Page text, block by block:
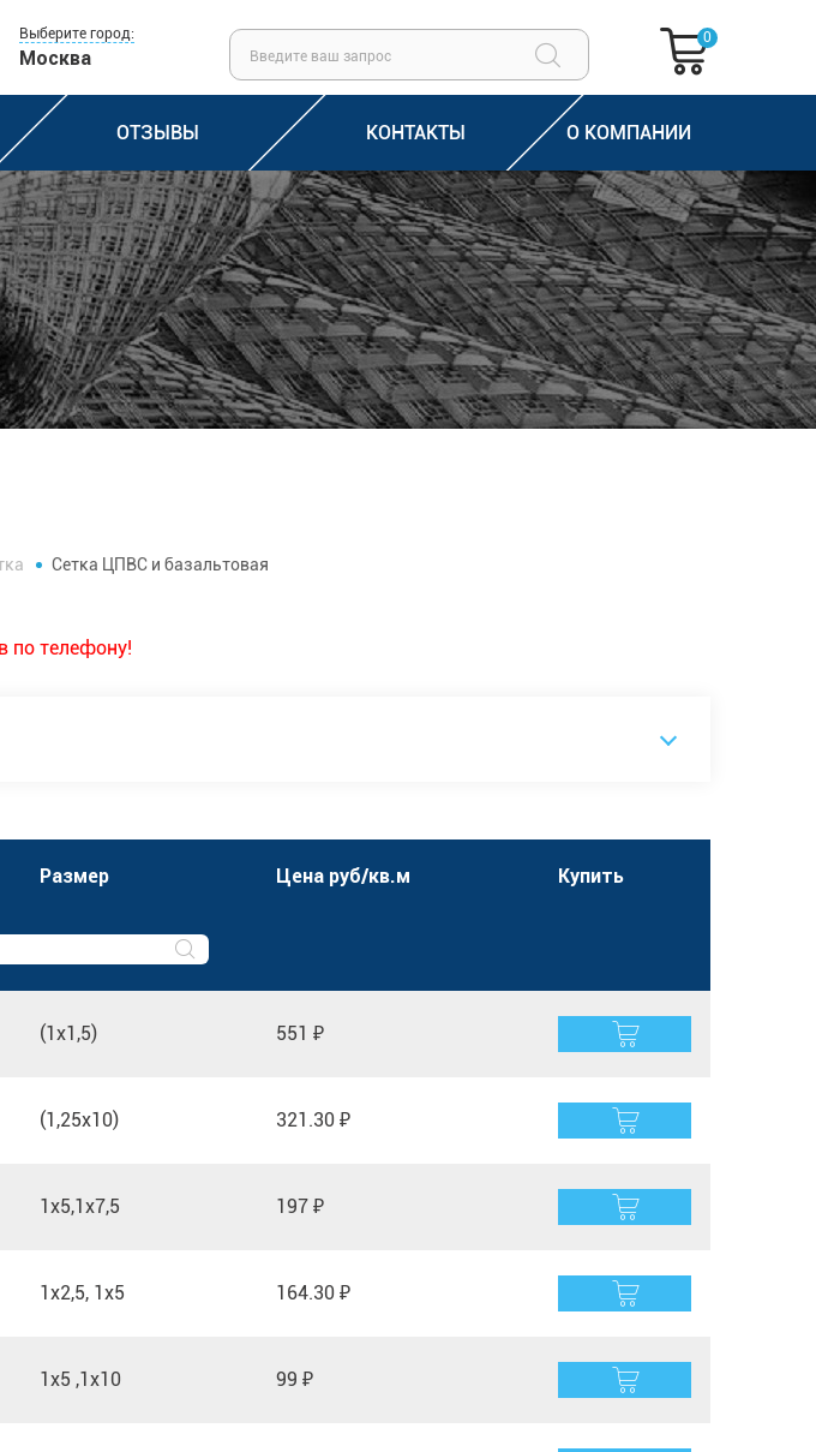
Выберите город:
Москва
0
ОТЗЫВЫ КОНТАКТЫ О КОМПАНИИ
Сетка ЦПВС и базальтовая
по телефону!
Размер Цена руб/кв.м Купить
(1х1,5) 551 ₽
(1,25х10) 321.30 ₽
1х5,1х7,5 197 ₽
1х2,5, 1х5 164.30 ₽
1х5 ,1х10 99 ₽